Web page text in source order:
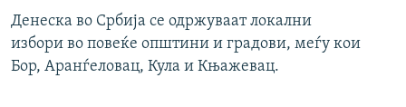
Денеска во Србија се одржуваат локални
избори во повеќе општини и градови, меѓу кои
Бор, Аранѓеловац, Кула и Књажевац.